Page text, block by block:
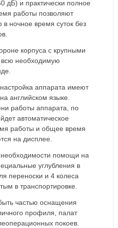
дБ) и практически полное
работы позволяют
в ночное время суток без
корпуса с крупными
всю необходимую
аппарата имеют
английском языке.
работы аппарата, по
автоматическое
работы и общее время
на дисплее.
необходимости помощи на
углубления в
переноски и 4 колеса
в транспортировке.
частью оснащения
профиля, палат
покоев.